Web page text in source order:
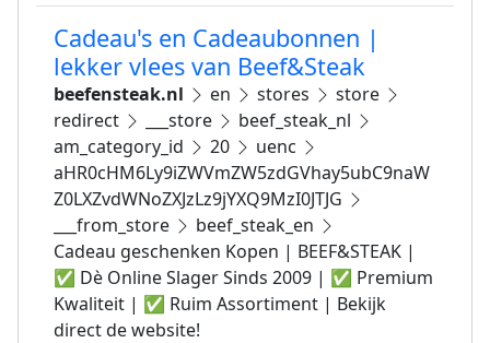
Cadeau's en Cadeaubonnen |
lekker vlees van Beef&Steak
beefensteak.nl en stores
store
redirect
___store
beef_steak_nl
am_category_id
20
uenc
aHR0cHM6Ly9iZWVmZW5zdGVhay5ubC9naW
Z0LXZvdWNoZXJzLz9jYXQ9MzI0JTJG
___from_store
beef_steak_en
Cadeau geschenken Kopen | BEEF&STEAK |
✅ Dè Online Slager Sinds 2009 | ✅ Premium
Kwaliteit | ✅ Ruim Assortiment | Bekijk
direct de website!